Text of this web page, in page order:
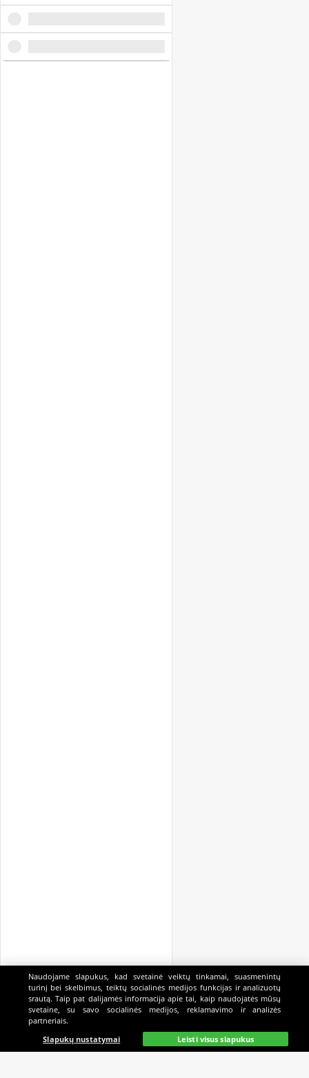
Pagrindinis Gyvai Paieška Mano Kazino
Naudojame slapukus, kad svetainė veiktų tinkamai, suasmenintų
turinį bei skelbimus, teiktų socialinės medijos funkcijas ir analizuotų
srautą. Taip pat dalijamės informacija apie tai, kaip naudojatės mūsų
svetaine, su savo socialinės medijos, reklamavimo ir analizės
partneriais.
Slapukų nustatymai
Leisti visus slapukus